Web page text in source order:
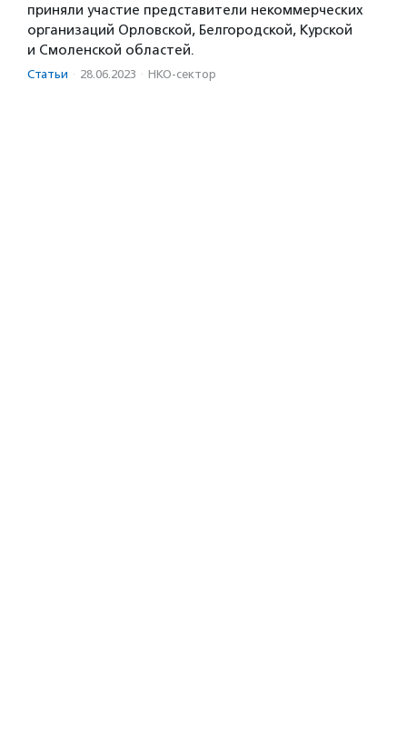
приняли участие представители некоммерческих
организаций Орловской, Белгородской, Курской
и Смоленской областей.
Статьи · 28.06.2023 · НКО-сектор